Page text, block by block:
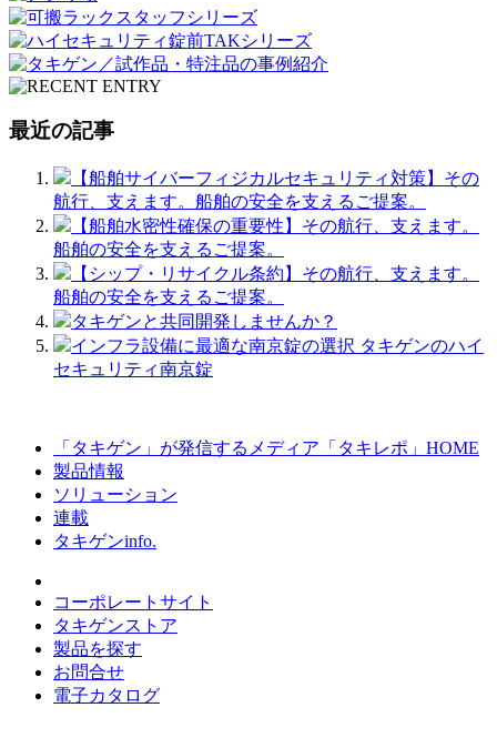
最近の記事
【船舶サイバーフィジカルセキュリティ対策】その
航行、支えます。船舶の安全を支えるご提案。
【船舶水密性確保の重要性】その航行、支えます。
船舶の安全を支えるご提案。
【シップ・リサイクル条約】その航行、支えます。
船舶の安全を支えるご提案。
タキゲンと共同開発しませんか？
インフラ設備に最適な南京錠の選択 タキゲンのハイ
セキュリティ南京錠
「タキゲン」が発信するメディア「タキレポ」HOME
製品情報
ソリューション
連載
タキゲンinfo.
コーポレートサイト
タキゲンストア
製品を探す
お問合せ
電子カタログ